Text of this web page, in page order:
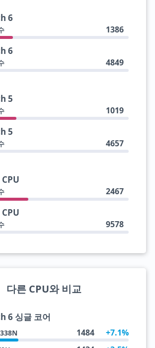
6
1386
6
4849
5
1019
5
4657
2467
9578
다른 CPU와 비교
6 싱글 코어
1484 +7.1%